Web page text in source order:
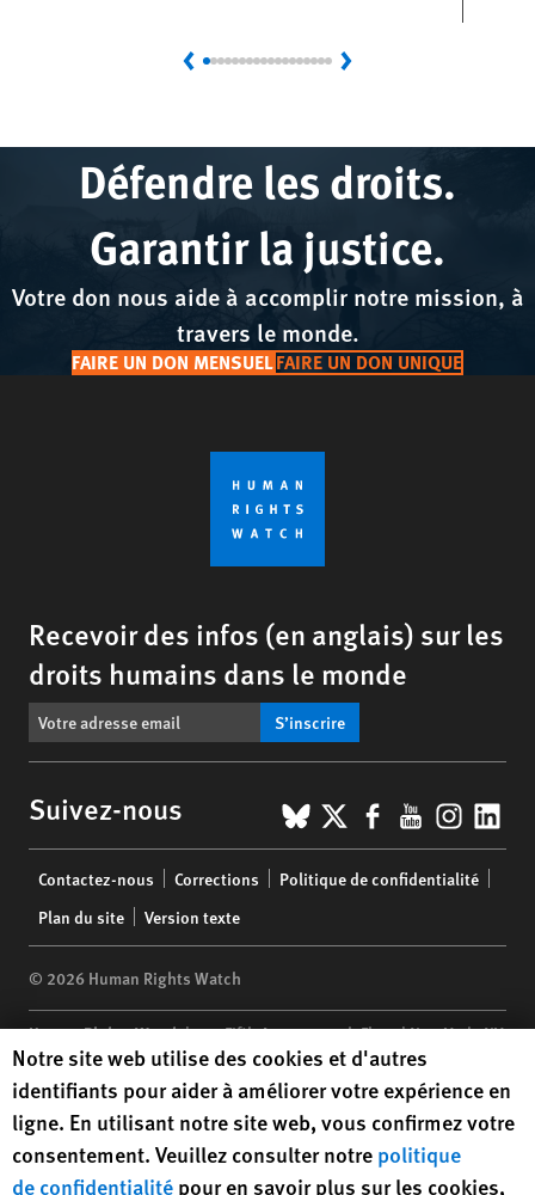
Previous Next
Défendre les droits.
Garantir la justice.
Votre don nous aide à accomplir notre mission, à
travers le monde.
FAIRE UN DON MENSUELFAIRE UN DON UNIQUE
Recevoir des infos (en anglais) sur les
droits humains dans le monde
S’inscrire
Suivez-nous BlueSky
X Facebook
YouTube
menu
Contactez-nous Corrections
Politique de confidentialité
Plan du site
Version texte
© 2026 Human Rights Watch
Human Rights Watch| 350 Fifth Avenue, 34th Floor | New York,NY
10118-3299USA |t1.212.290.4700
Human Rights Watchis a 501(C)(3) nonprofit registered in the US
under EIN: 13-2875808
Human Rights Watch cookie preferences
Notre site web utilise des cookies et d'autres
identifiants pour aider à améliorer votre expérience en
ligne. En utilisant notre site web, vous confirmez votre
consentement. Veuillez consulter notre politique
de confidentialité pour en savoir plus sur les cookies,